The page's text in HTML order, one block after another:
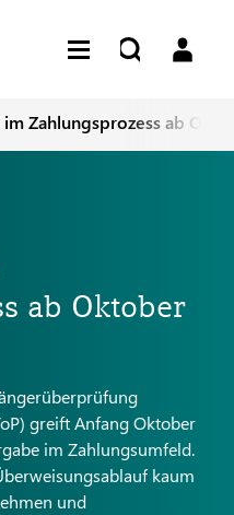
Zahlungsprozess ab
ab Oktober
greift Anfang Oktober
im Zahlungsumfeld.
kaum
und